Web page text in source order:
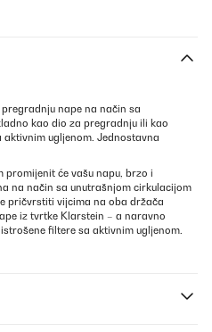
nape na način sa
kao dio za pregradnju ili kao
ugljenom. Jednostavna
promijenit će vašu napu, brzo i
na način sa unutrašnjom cirkulacijom
pričvrstiti vijcima na oba držača
iz tvrtke Klarstein – a naravno
filtere sa aktivnim ugljenom.